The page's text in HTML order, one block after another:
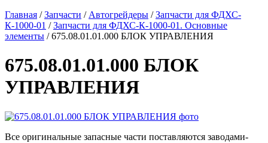
Главная /Запчасти / Автогрейдеры /Запчасти для ФДХС-
К-1000-01 /Запчасти для ФДХС-К-1000-01. Основные
элементы /675.08.01.01.000 БЛОК УПРАВЛЕНИЯ
675.08.01.01.000 БЛОК
УПРАВЛЕНИЯ
Все оригинальные запасные части поставляются заводами-